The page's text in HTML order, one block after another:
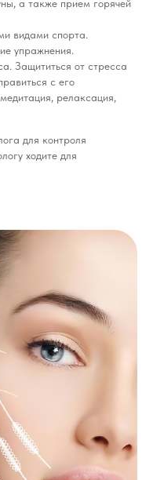
а также прием горячей
видами спорта.
упражнения.
Защититься от стресса
с его
релаксация,
для контроля
ходите для